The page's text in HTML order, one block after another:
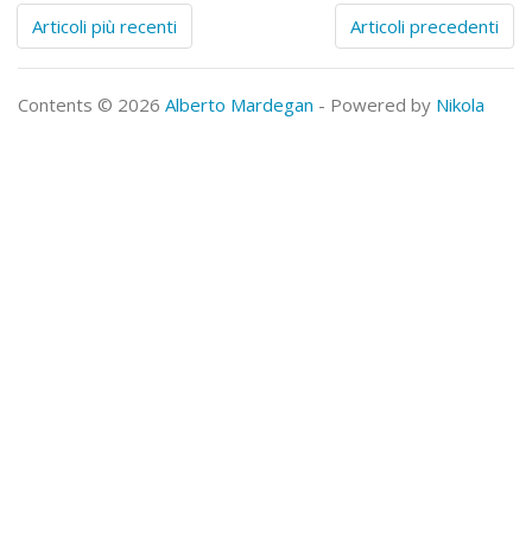
Articoli più recenti
Articoli precedenti
Contents © 2026 Alberto Mardegan - Powered by Nikola